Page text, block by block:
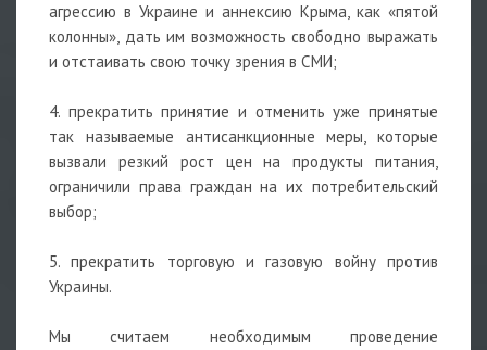
агрессию в Украине и аннексию Крыма, как «пятой
колонны», дать им возможность свободно выражать
и отстаивать свою точку зрения в СМИ;
4. прекратить принятие и отменить уже принятые
так называемые антисанкционные меры, которые
вызвали резкий рост цен на продукты питания,
ограничили права граждан на их потребительский
выбор;
5. прекратить торговую и газовую войну против
Украины.
Мы считаем необходимым проведение